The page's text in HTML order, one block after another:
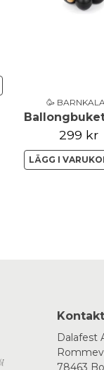
🥳
299 kr
LÄGG I
Kontakt
Dalafest
78463